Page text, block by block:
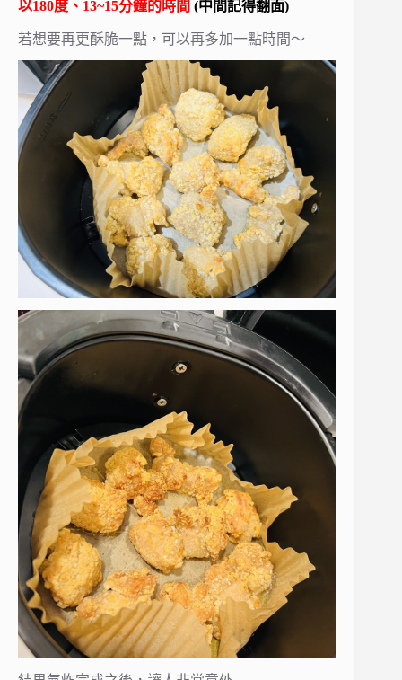
以180度、13~15分鐘的時間 (中間記得翻面)
若想要再更酥脆一點，可以再多加一點時間～